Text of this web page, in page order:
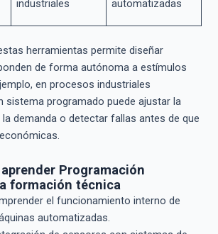
industriales
automatizadas
herramientas permite diseñar
de forma autónoma a estímulos
en procesos industriales
sistema programado puede ajustar la
demanda o detectar fallas antes de que
Programación
formación técnica
el funcionamiento interno de
automatizadas.